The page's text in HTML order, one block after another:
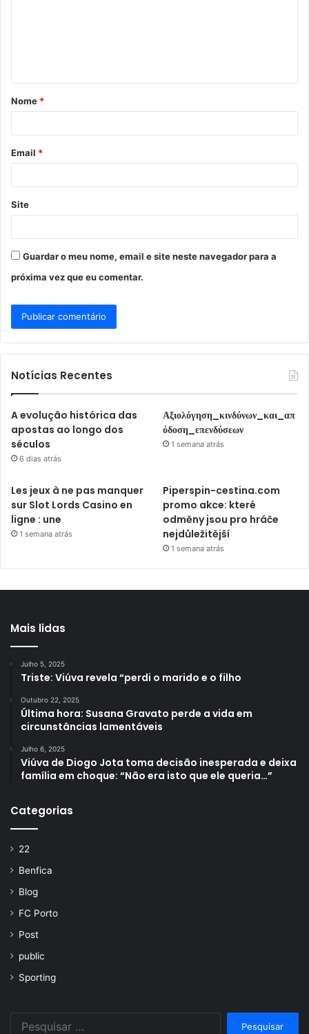
á
r
*
Nome *
Email *
Site
Guardar o meu nome, email e site neste navegador para a
próxima vez que eu comentar.
Notícias Recentes
A evolução histórica das
apostas ao longo dos
séculos
6 dias atrás
Αξιολόγηση_κινδύνων_και_απ
όδοση_επενδύσεων
1 semana atrás
Les jeux à ne pas manquer
sur Slot Lords Casino en
ligne : une
1 semana atrás
Piperspin-cestina.com
promo akce: které
odměny jsou pro hráče
nejdůležitější
1 semana atrás
Mais lidas
Julho 5, 2025
Triste: Viúva revela “perdi o marido e o filho
Outubro 22, 2025
Última hora: Susana Gravato perde a vida em
circunstâncias lamentáveis
Julho 6, 2025
Viúva de Diogo Jota toma decisão inesperada e deixa
família em choque: “Não era isto que ele queria…”
Categorias
22
Benfica
Blog
FC Porto
Post
public
Sporting